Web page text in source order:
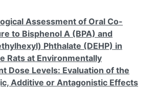
Assessment of Oral Co-
to Bisphenol A (BPA) and
Phthalate (DEHP) in
Rats at Environmentally
Dose Levels: Evaluation of the
Additive or Antagonistic Effects